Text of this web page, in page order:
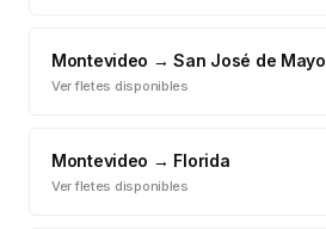
Montevideo →San José de Mayo
Ver fletes disponibles
Montevideo → Florida
Ver fletes disponibles